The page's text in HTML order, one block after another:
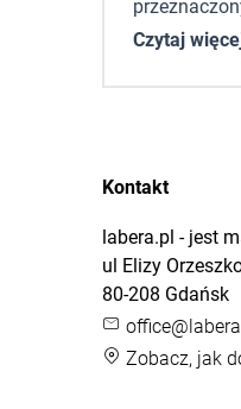
Czytaj
Kontakt
labera.pl - jest
ul Elizy
80-208 Gdańsk
Zobacz, jak